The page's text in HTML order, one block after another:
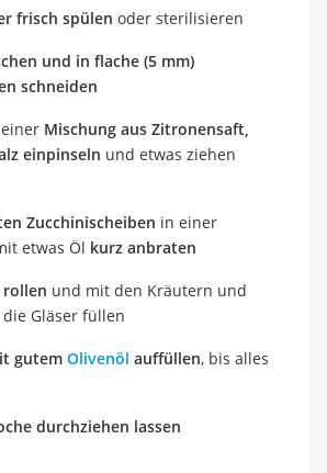
frisch spülen oder sterilisieren
und in flache (5 mm)
schneiden
Mischung aus Zitronensaft,
einpinseln und etwas ziehen
Zucchinischeiben in einer
etwas Öl kurz anbraten
rollen und mit den Kräutern und
Gläser füllen
gutem Olivenöl auffüllen, bis alles
durchziehen lassen